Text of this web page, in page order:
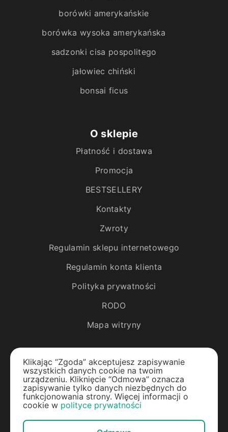
borówki amerykańskie
borówka wysoka amerykańska
sadzonki cisa pospolitego
jałowiec chiński
bonsai ficus
O sklepie
Płatność i dostawa
Promocja
BESTSELLERY
Kontakty
Zwroty
Regulamin sklepu internetowego
Regulamin konta klienta
Polityka prywatności
RODO
Mapa witryny
Katalog
Rośliny egzotyczne
Drzewa owocowe
Klikając “Zgoda” akceptujesz zapisywanie
wszystkich danych cookie na twoim
urządzeniu. Kliknięcie “Odmowa” oznacza
zapisywanie tylko danych niezbędnych do
funkcjonowania strony. Więcej informacji o
cookie w polityce prywatności